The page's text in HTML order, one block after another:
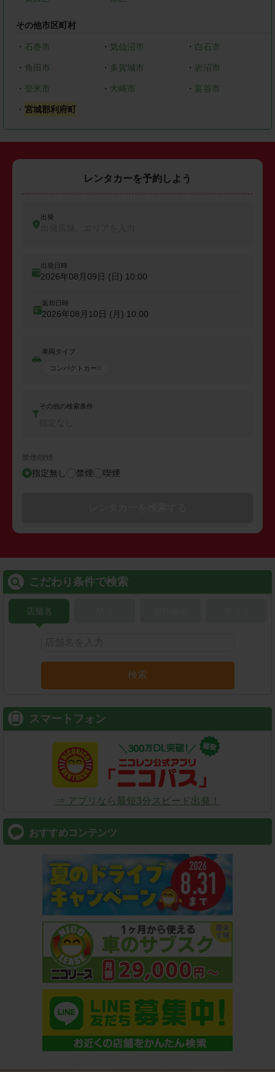
その他市区町村
・ 石巻市 ・ 気仙沼市 ・ 白石市
・ 角田市 ・ 多賀城市 ・ 岩沼市
・ 登米市 ・ 大崎市 ・ 富谷市
・ 宮城郡利府町
レンタカーを予約しよう
出発
出発日時
2026年08月09日 (日) 10:00
返却日時
2026年08月10日 (月) 10:00
車両タイプ
コンパクトカー
その他の検索条件
禁煙/喫煙
指定無し 禁煙 喫煙
こだわり条件で検索
店舗名
検索
スマートフォン
⇒ アプリなら最短3分スピード出発！
おすすめコンテンツ